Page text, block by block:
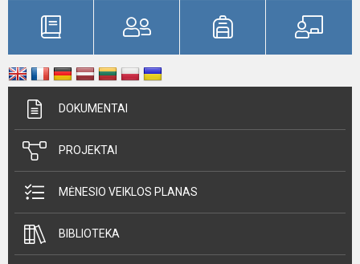
DOKUMENTAI
PROJEKTAI
MĖNESIO VEIKLOS PLANAS
BIBLIOTEKA